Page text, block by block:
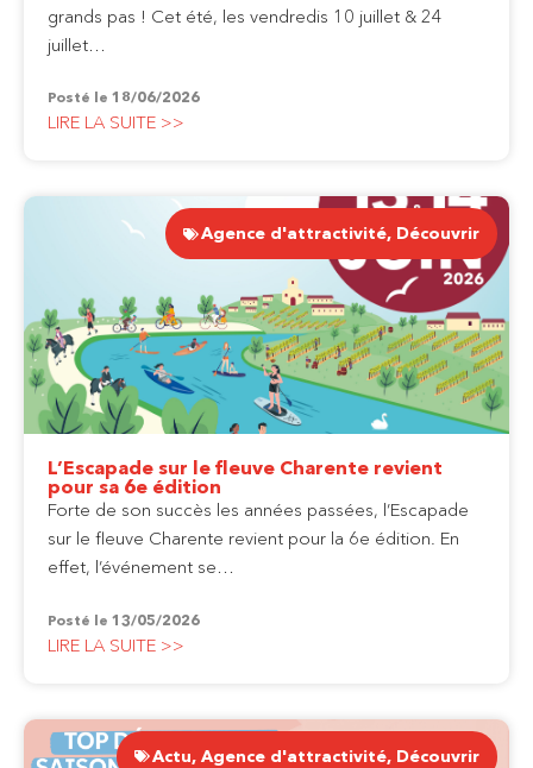
grands pas ! Cet été, les vendredis 10 juillet & 24
juillet…
Posté le 18/06/2026
LIRE LA SUITE >>
Agence d'attractivité, Découvrir
L’Escapade sur le fleuve Charente revient
pour sa 6e édition
Forte de son succès les années passées, l’Escapade
sur le fleuve Charente revient pour la 6e édition. En
effet, l’événement se…
Posté le 13/05/2026
LIRE LA SUITE >>
Actu, Agence d'attractivité, Découvrir